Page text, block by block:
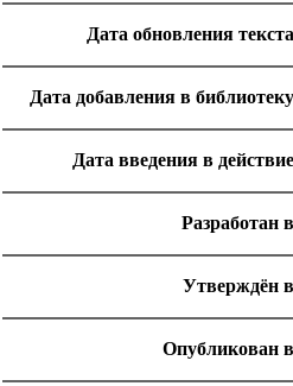
Дата обновления
Дата добавления в
Дата введения в
Разработан
Утверждён
Опубликован